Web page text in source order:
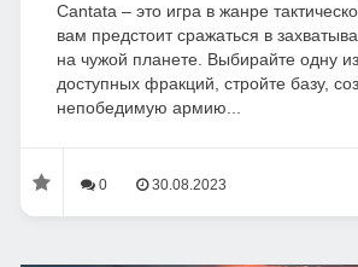
Cantata – это игра в жанре
вам предстоит сражаться в
на чужой планете. Выбирайте одну
доступных фракций, стройте базу,
непобедимую армию...
0 30.08.2023